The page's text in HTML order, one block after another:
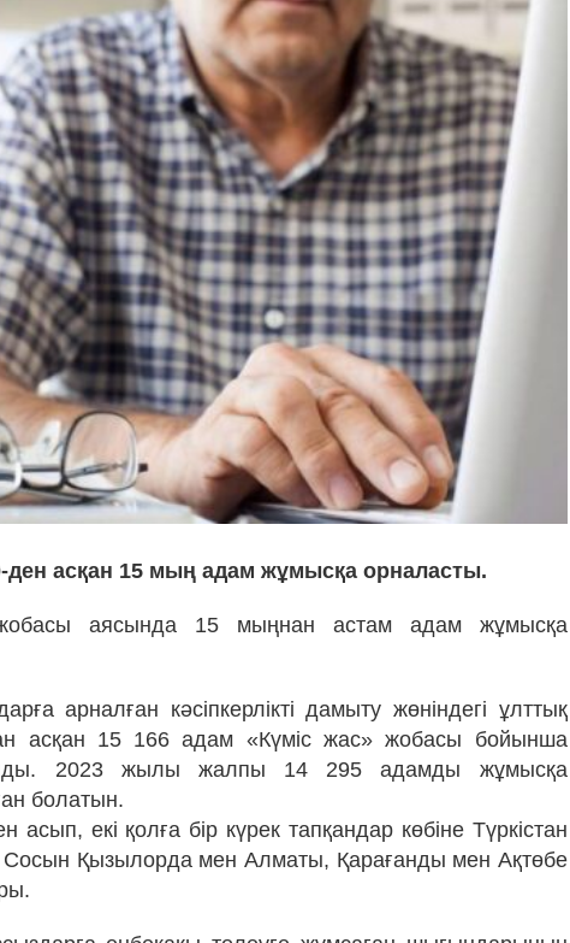
ден асқан 15 мың адам жұмысқа орналасты.
аясында 15 мыңнан астам адам жұмысқа
арналған кәсіпкерлікті дамыту жөніндегі ұлттық
асқан 15 166 адам «Күміс жас» жобасы бойынша
2023 жылы жалпы 14 295 адамды жұмысқа
болатын.
екі қолға бір күрек тапқандар көбіне Түркістан
Қызылорда мен Алматы, Қарағанды мен Ақтөбе